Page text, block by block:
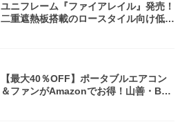
ユニフレーム『ファイアレイル』発売！
二重遮熱板搭載のロースタイル向け低型
【最大40％OFF】ポータブルエアコン
＆ファンがAmazonでお得！山善・Bo